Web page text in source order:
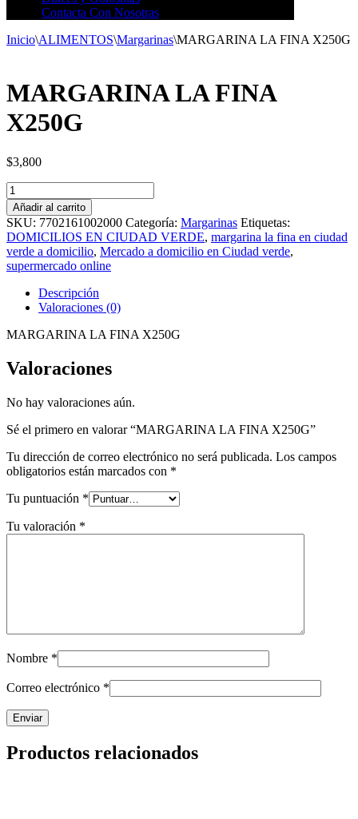
Contacta Con Nosotras
Inicio\ALIMENTOS\Margarinas\MARGARINA LA FINA X250G
MARGARINA LA FINA
X250G
$3,800
MARGARINA
LA
FINA
X250G
cantidad
Añadir al carrito
SKU: 7702161002000 Categoría: Margarinas Etiquetas:
DOMICILIOS EN CIUDAD VERDE, margarina la fina en ciudad
verde a domicilio, Mercado a domicilio en Ciudad verde,
supermercado online
Descripción
Valoraciones (0)
MARGARINA LA FINA X250G
Valoraciones
No hay valoraciones aún.
Sé el primero en valorar “MARGARINA LA FINA X250G”
Tu dirección de correo electrónico no será publicada. Los campos
obligatorios están marcados con *
Tu puntuación *
Tu valoración *
Nombre *
Correo electrónico *
Productos relacionados